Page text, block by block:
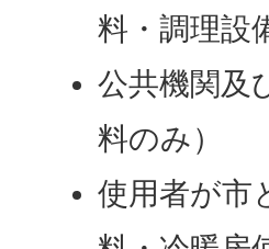
料・調理設
公共機関及
料のみ）
使用者が市